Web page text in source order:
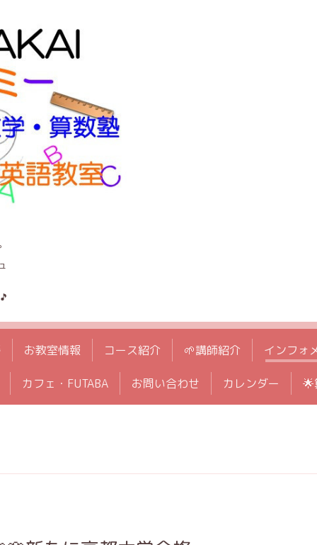
お教室情報 コース紹介 🌱講師紹介 インフォ
カフェ・FUTABA お問い合わせ カレンダー